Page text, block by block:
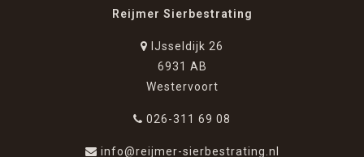
Reijmer Sierbestrating
IJsseldijk 26
6931 AB
Westervoort
026-311 69 08
info@reijmer-sierbestrating.nl